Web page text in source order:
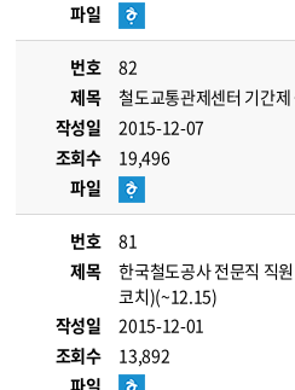
파일
번호
82
제목
철도교통관제센터 기간
작성일
2015-12-07
조회수
19,496
파일
번호
81
제목
한국철도공사 전문직 직
코치)(~12.15)
작성일
2015-12-01
조회수
13,892
파일